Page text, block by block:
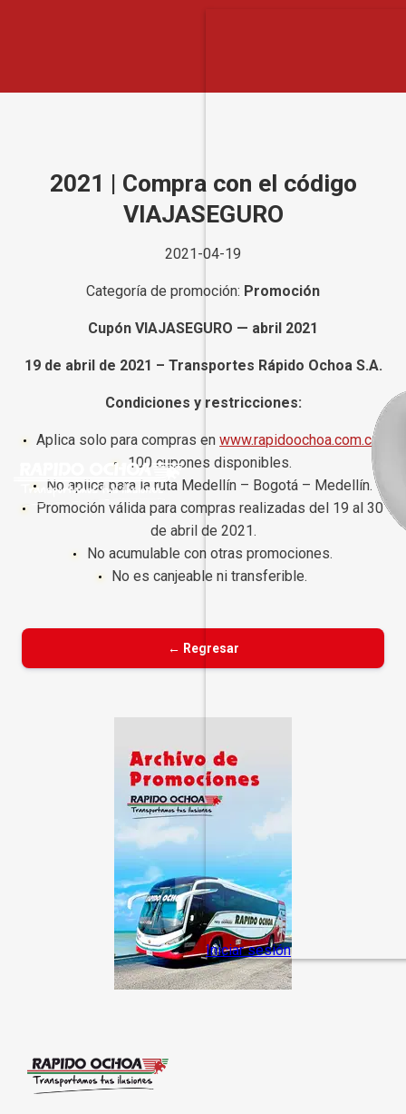
2021 | Compra con el código
VIAJASEGURO
2021-04-19
Categoría de promoción: Promoción
Cupón VIAJASEGURO — abril 2021
19 de abril de 2021 – Transportes Rápido Ochoa S.A.
Condiciones y restricciones:
Aplica solo para compras enwww.rapidoochoa.com.co
100 cupones disponibles.
No aplica para la ruta Medellín – Bogotá – Medellín.
Promoción válida para compras realizadas del 19 al 30
de abril de 2021.
No acumulable con otras promociones.
No es canjeable ni transferible.
← Regresar